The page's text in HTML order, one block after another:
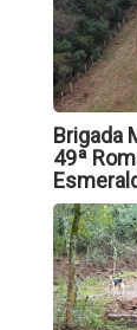
Brigada
49ª